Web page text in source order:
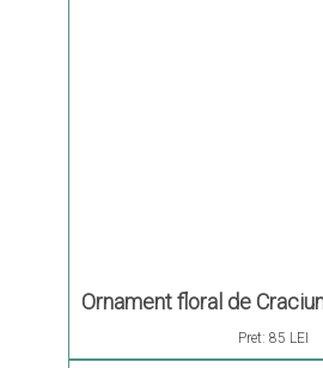
Ornament floral de
Pret: 85 LEI